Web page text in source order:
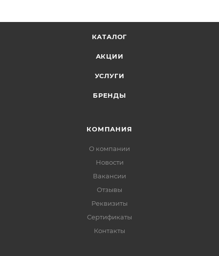
КАТАЛОГ
АКЦИИ
УСЛУГИ
БРЕНДЫ
КОМПАНИЯ
О компании
Новости
Вакансии
Отзывы
Реквизиты
Сертификаты
Контакты